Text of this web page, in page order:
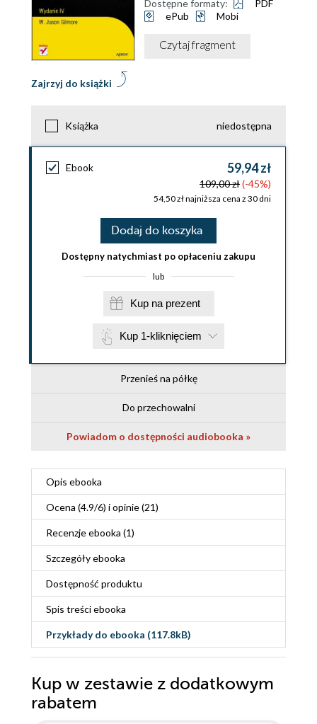
Zajrzyj do książki
Dostępne formaty:
PDF
ePub
Mobi
Czytaj fragment
Książka niedostępna
Ebook 59,94 zł
109,00 zł(-45%)
54,50 zł najniższa cena z 30 dni
Dodaj do koszyka
Dostępny natychmiast po opłaceniu zakupu
lub
Kup na prezent
Kup 1-kliknięciem
Przenieś na półkę
Do przechowalni
Powiadom o dostępności audiobooka »
Opis ebooka
Ocena (4.9/6) i opinie (21)
Recenzjeebooka (1)
Szczegółyebooka
Dostępność produktu
Spis treściebooka
Przykłady do ebooka (117.8kB)
Kup w zestawie z dodatkowym
rabatem